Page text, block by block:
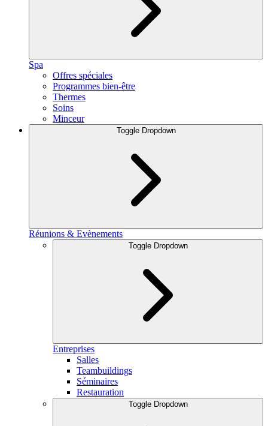
Spa
Offres spéciales
Programmes bien-être
Thermes
Soins
Minceur
Toggle Dropdown
Réunions & Evènements
Toggle Dropdown
Entreprises
Salles
Teambuildings
Séminaires
Restauration
Toggle Dropdown